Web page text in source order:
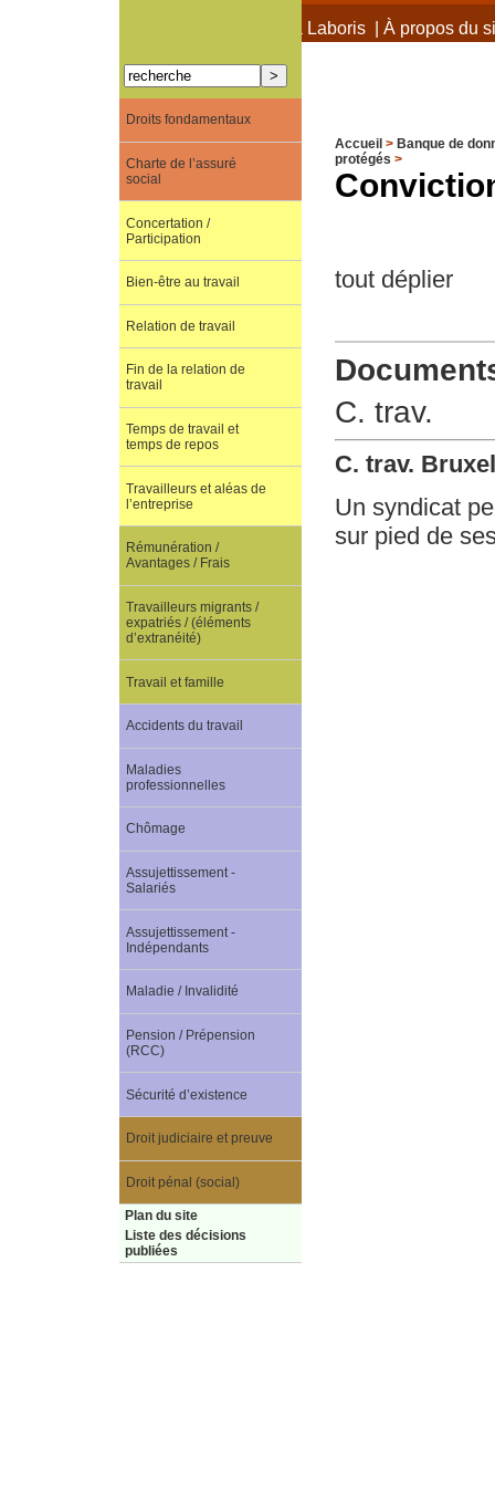
À propos de Terra Laboris| À propos du
Accueil > Banque de
protégés >
tout déplier
C. trav.
C. trav.
Un syndicat
sur pied de
Droits fondamentaux
Charte de l’assuré
social
Concertation /
Participation
Bien-être au travail
Relation de travail
Fin de la relation de
travail
Temps de travail et
temps de repos
Travailleurs et aléas de
l’entreprise
Rémunération /
Avantages / Frais
Travailleurs migrants /
expatriés / (éléments
d’extranéité)
Travail et famille
Accidents du travail
Maladies
professionnelles
Chômage
Assujettissement -
Salariés
Assujettissement -
Indépendants
Maladie / Invalidité
Pension / Prépension
(RCC)
Sécurité d’existence
Droit judiciaire et preuve
Droit pénal (social)
Plan du site
Liste des décisions
publiées